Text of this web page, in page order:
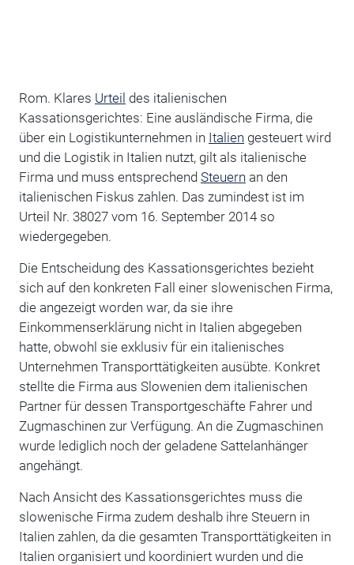
Rom. Klares Urteil des italienischen
Kassationsgerichtes: Eine ausländische Firma, die
über ein Logistikunternehmen in Italien gesteuert wird
und die Logistik in Italien nutzt, gilt als italienische
Firma und muss entsprechend Steuern an den
italienischen Fiskus zahlen. Das zumindest ist im
Urteil Nr. 38027 vom 16. September 2014 so
wiedergegeben.
Die Entscheidung des Kassationsgerichtes bezieht
sich auf den konkreten Fall einer slowenischen Firma,
die angezeigt worden war, da sie ihre
Einkommenserklärung nicht in Italien abgegeben
hatte, obwohl sie exklusiv für ein italienisches
Unternehmen Transporttätigkeiten ausübte. Konkret
stellte die Firma aus Slowenien dem italienischen
Partner für dessen Transportgeschäfte Fahrer und
Zugmaschinen zur Verfügung. An die Zugmaschinen
wurde lediglich noch der geladene Sattelanhänger
angehängt.
Nach Ansicht des Kassationsgerichtes muss die
slowenische Firma zudem deshalb ihre Steuern in
Italien zahlen, da die gesamten Transporttätigkeiten in
Italien organisiert und koordiniert wurden und die